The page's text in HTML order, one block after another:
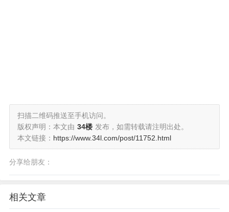
扫描二维码推送至手机访问。
版权声明：本文由 34楼 发布，如需转载请注明出处。
本文链接： https://www.34l.com/post/11752.html
分享给朋友：
相关文章